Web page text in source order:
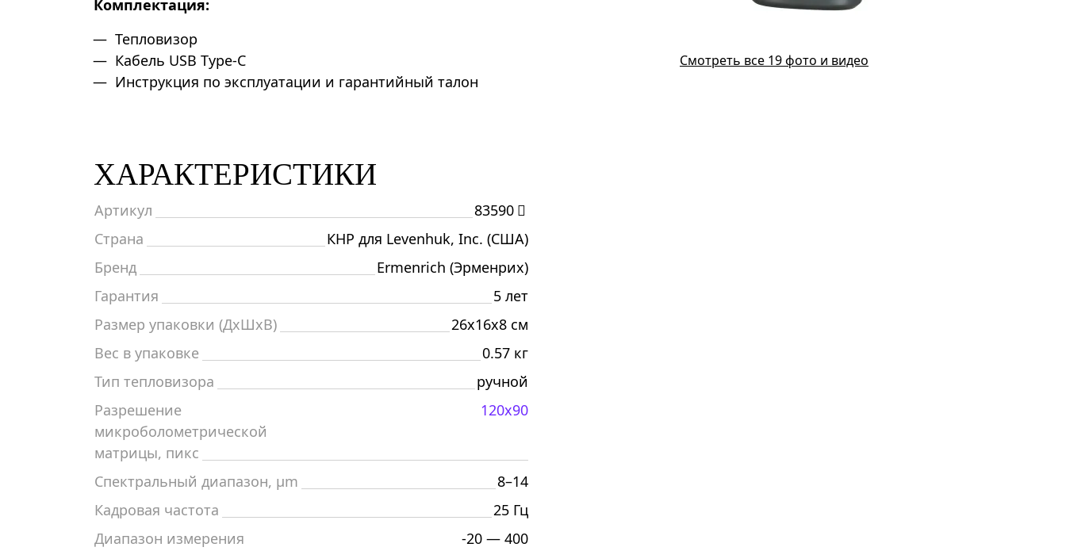
Смотреть все 19 фото и видео
Комплектация:
Тепловизор
Кабель USB Type-C
Инструкция по эксплуатации и гарантийный талон
ХАРАКТЕРИСТИКИ
Артикул
83590
Страна
КНР для Levenhuk, Inc. (США)
Бренд
Ermenrich (Эрменрих)
Гарантия
5 лет
Размер упаковки (ДxШxВ)
26x16x8 см
Вес в упаковке
0.57 кг
Тип тепловизора
ручной
Разрешение
микроболометрической
матрицы, пикс
120x90
Спектральный диапазон, μm
8–14
Кадровая частота
25 Гц
Диапазон измерения
-20 — 400